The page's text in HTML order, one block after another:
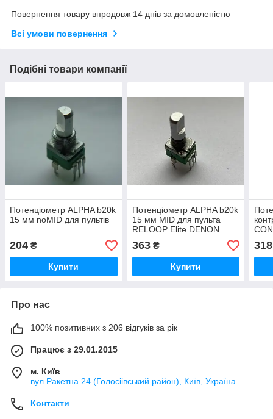
Повернення товару впродовж 14 днів за домовленістю
Всі умови повернення
Подібні товари компанії
Потенціометр ALPHA b20k
15 мм noMID для пультів
204 ₴
Купити
Потенціометр ALPHA b20k
15 мм MID для пульта
RELOOP Elite DENON
MC6000MK2
363₴
Купити
Z1,
318
Про нас
100% позитивних з 206 відгуків за рік
Працює з 29.01.2015
м. Київ
вул.Ракетна 24 (Голосіівський район), Київ, Україна
Контакти